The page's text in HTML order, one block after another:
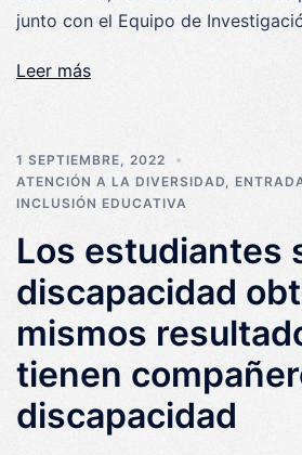
junto con el Equipo de
Leer más
1 SEPTIEMBRE, 2022
ATENCIÓN A LA DIVERSIDAD
INCLUSIÓN EDUCATIVA
Los estudiantes
discapacidad
mismos
tienen
discapacidad